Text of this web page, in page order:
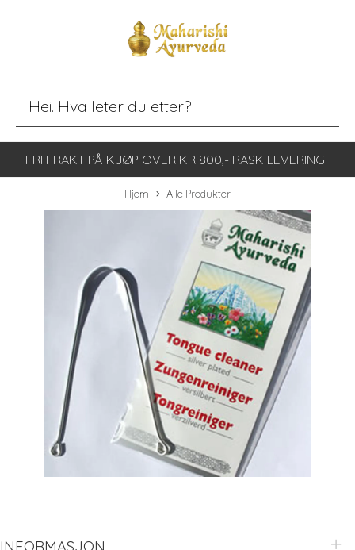
FRI FRAKT PÅ KJØP OVER KR 800,- RASK LEVERING
Hjem Alle Produkter